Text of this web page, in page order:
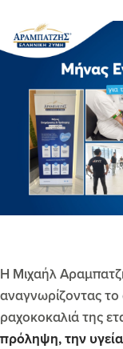
Η Μιχαήλ
αναγνωρίζοντας
ραχοκοκαλιά της
πρόληψη, την